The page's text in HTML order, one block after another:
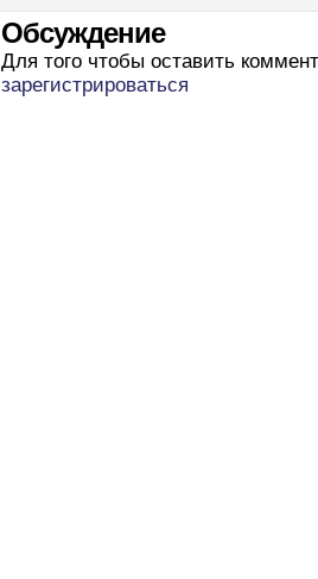
Обсуждение
Для того чтобы оставить
зарегистрироваться